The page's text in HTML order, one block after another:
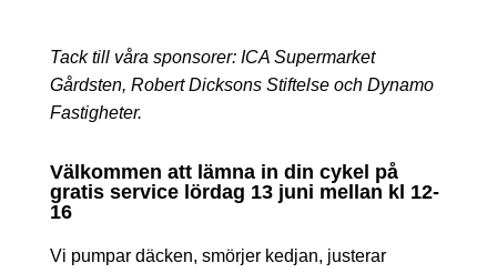
Tack till våra sponsorer: ICA Supermarket
Gårdsten, Robert Dicksons Stiftelse och Dynamo
Fastigheter.
Välkommen att lämna in din cykel på
gratis service lördag 13 juni mellan kl 12-
16
Vi pumpar däcken, smörjer kedjan, justerar